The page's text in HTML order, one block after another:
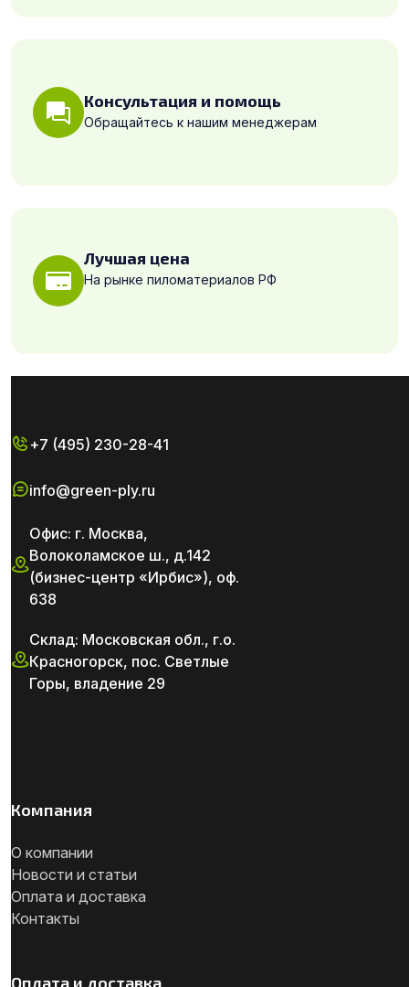
Консультация и помощь
Обращайтесь к нашим менеджерам
Лучшая цена
На рынке пиломатериалов РФ
+7 (495) 230-28-41
info@green-ply.ru
Офис: г. Москва,
Волоколамское ш., д.142
(бизнес-центр «Ирбис»), оф.
638
Склад: Московская обл., г.о.
Красногорск, пос. Светлые
Горы, владение 29
Компания
О компании
Новости и статьи
Оплата и доставка
Контакты
Оплата и доставка